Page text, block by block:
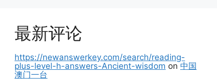
最新评论
https://newanswerkey.com/search/reading-
plus-level-h-answers-Ancient-wisdom on 中国
澳门一台